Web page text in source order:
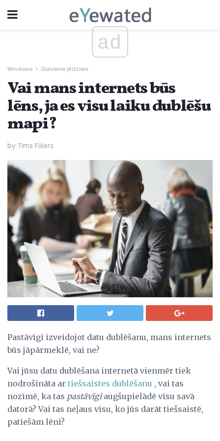
ad
Windows Galvenie jēdzieni
Vai mans internets būs
lēns, ja es visu laiku dublēšu
mapi?
by Tims Fišers
Pastāvīgi izveidojot datu dublēšanu, mans internets
būs jāpārmeklē, vai ne?
Vai jūsu datu dublēšana internetā vienmēr tiek
nodrošināta ar tiešsaistes dublēšanu , vai tas
nozīmē, ka tas pastāvīgiaugšupielādē visu savā
datorā? Vai tas neļaus visu, ko jūs darāt tiešsaistē,
patiešām lēni?